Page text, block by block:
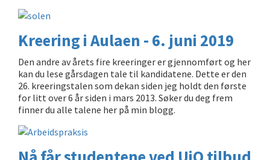
Kreering i Aulaen - 6. juni 2019
Den andre av årets fire kreeringer er gjennomført og her
kan du lese gårsdagen tale til kandidatene. Dette er den
26. kreeringstalen som dekan siden jeg holdt den første
for litt over 6 år siden i mars 2013. Søker du deg frem
finner du alle talene her på min blogg.